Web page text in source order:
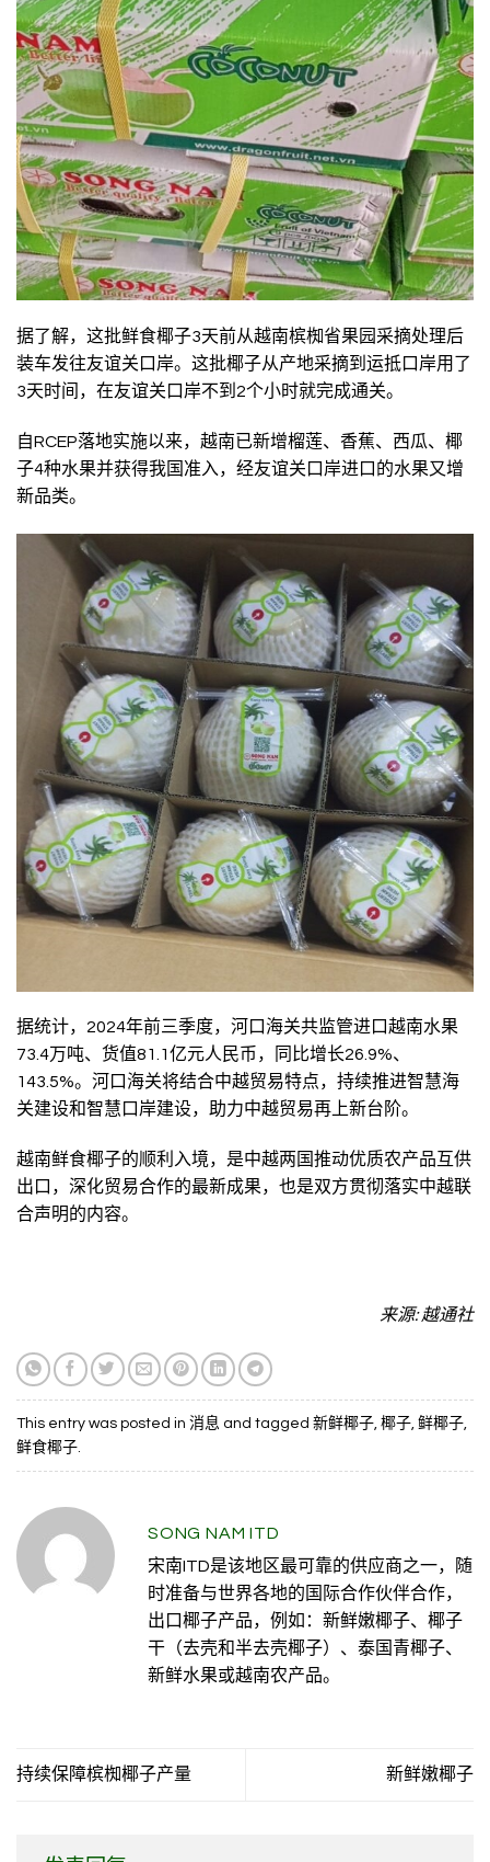
据了解，这批鲜食椰子3天前从越南槟椥省果园采摘处理后
装车发往友谊关口岸。这批椰子从产地采摘到运抵口岸用了
3天时间，在友谊关口岸不到2个小时就完成通关。
自RCEP落地实施以来，越南已新增榴莲、香蕉、西瓜、椰
子4种水果并获得我国准入，经友谊关口岸进口的水果又增
新品类。
据统计，2024年前三季度，河口海关共监管进口越南水果
73.4万吨、货值81.1亿元人民币，同比增长26.9%、
143.5%。河口海关将结合中越贸易特点，持续推进智慧海
关建设和智慧口岸建设，助力中越贸易再上新台阶。
越南鲜食椰子的顺利入境，是中越两国推动优质农产品互供
出口，深化贸易合作的最新成果，也是双方贯彻落实中越联
合声明的内容。
来源: 越通社
This entry was posted in 消息 and tagged 新鲜椰子, 椰子, 鲜椰子,
鲜食椰子.
SONG NAM ITD
宋南ITD是该地区最可靠的供应商之一，随
时准备与世界各地的国际合作伙伴合作，
出口椰子产品，例如：新鲜嫩椰子、椰子
干（去壳和半去壳椰子）、泰国青椰子、
新鲜水果或越南农产品。
持续保障槟椥椰子产量 新鲜嫩椰子